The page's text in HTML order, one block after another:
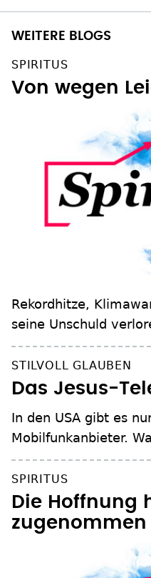
WEITERE BLOGS
SPIRITUS
Von wegen
Rekordhitze,
seine Unschuld
STILVOLL GLAUBEN
Das Jesus-
In den USA gibt es
Mobilfunkanbieter.
SPIRITUS
Die Hoffnung
zugenommen